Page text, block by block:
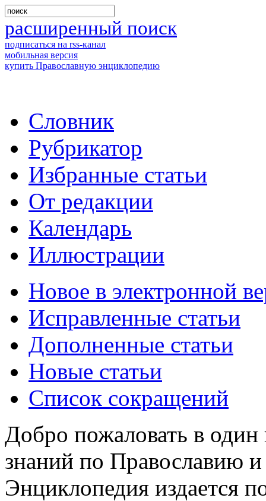
расширенный поиск
подписаться на rss-канал
мобильная версия
купить Православную энциклопедию
Словник
Рубрикатор
Избранные статьи
От редакции
Календарь
Иллюстрации
Новое в электронной
Исправленные статьи
Дополненные статьи
Новые статьи
Список сокращений
Добро пожаловать в
знаний по Православию
Энциклопедия издается